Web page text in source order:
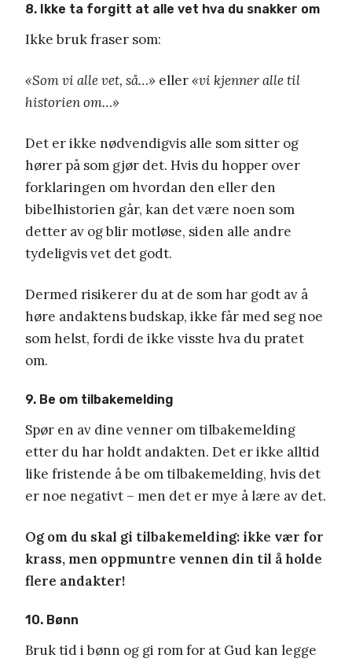
8. Ikke ta forgitt at alle vet hva du snakker om
Ikke bruk fraser som:
«Som vi alle vet, så…» eller«vi kjenner alle til
historien om…»
Det er ikke nødvendigvis alle som sitter og
hører på som gjør det. Hvis du hopper over
forklaringen om hvordan den eller den
bibelhistorien går, kan det være noen som
detter av og blir motløse, siden alle andre
tydeligvis vet det godt.
Dermed risikerer du at de som har godt av å
høre andaktens budskap, ikke får med seg noe
som helst, fordi de ikke visste hva du pratet
om.
9. Be om tilbakemelding
Spør en av dine venner om tilbakemelding
etter du har holdt andakten. Det er ikke alltid
like fristende å be om tilbakemelding, hvis det
er noe negativt – men det er mye å lære av det.
Og om du skal gi tilbakemelding: ikke vær for
krass, men oppmuntre vennen din til å holde
flere andakter!
10. Bønn
Bruk tid i bønn og gi rom for at Gud kan legge